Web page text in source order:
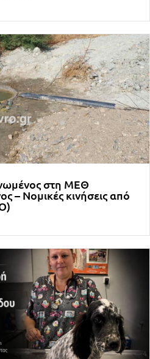
στη ΜΕΘ
– Νομικές κινήσεις από